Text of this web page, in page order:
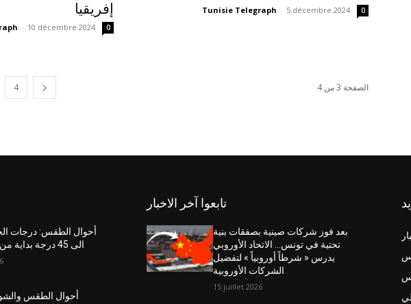
إفريقيا
- 10 décembre 2024 0
Tunisie Telegraph - 5 décembre 2024 0
4 الصفحة 3 من 4
أحوال الطقس: درجات
الى 45 درجة بداية من هذا التاريخ
أحوال الطقس
تابعوا آخر الاخبار
بعد فوز شركات صينية بصفقات بنية
تحتية في تونس… الاتحاد الأوروبي
يدرس « شرطاً أوروبياً » لتفضيل
الشركات الأوروبية
15 juillet 2026